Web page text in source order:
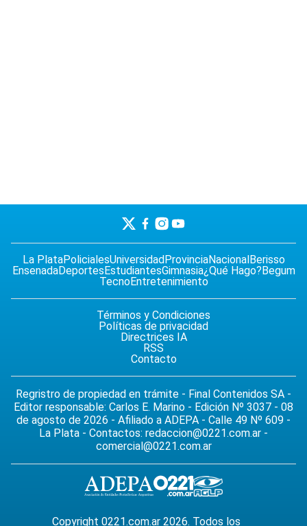
La PlataPolicialesUniversidadProvinciaNacionalBerisso
EnsenadaDeportesEstudiantesGimnasia¿Qué Hago?Begum
TecnoEntretenimiento
Términos y Condiciones
Políticas de privacidad
Directrices IA
RSS
Contacto
Regristro de propiedad en trámite - Final Contenidos SA -
Editor responsable: Carlos E. Marino - Edición Nº 3037 - 08
de agosto de 2026 - Afiliado a ADEPA - Calle 49 Nº 609 -
La Plata - Contactos: redaccion@0221.com.ar -
comercial@0221.com.ar
Copyright 0221.com.ar 2026. Todos los